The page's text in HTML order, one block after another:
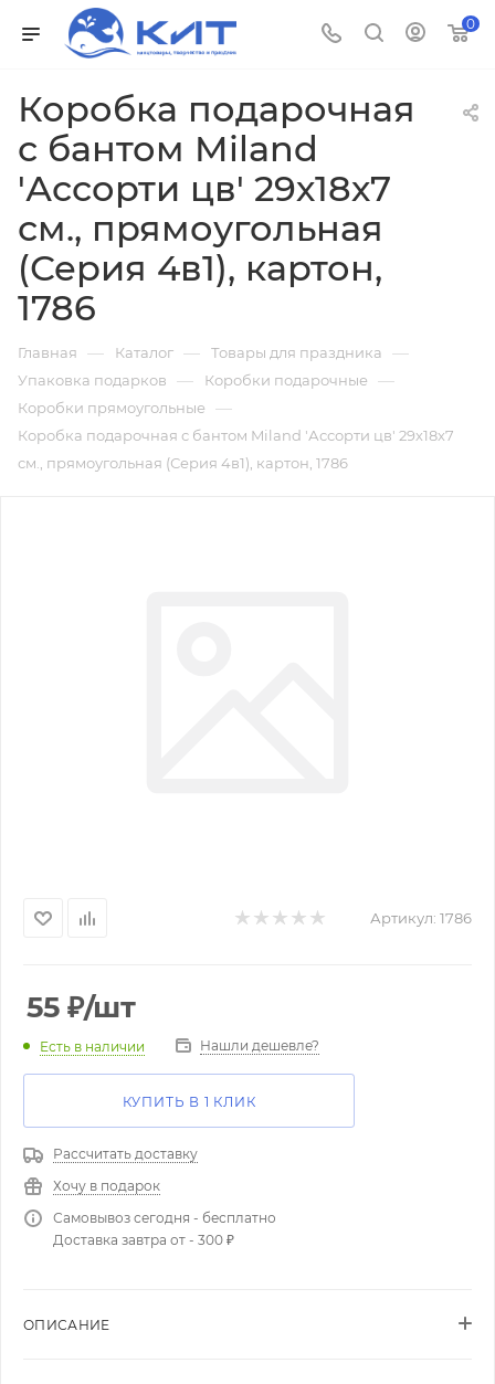
0
Коробка подарочная
с бантом Miland
'Ассорти цв' 29х18х7
см., прямоугольная
(Серия 4в1), картон,
1786
Главная — Каталог — Товары для праздника —
Упаковка подарков — Коробки подарочные —
Коробки прямоугольные —
Коробка подарочная с бантом Miland 'Ассорти цв' 29х18х7
см., прямоугольная (Серия 4в1), картон, 1786
Артикул: 1786
55 ₽/шт
Есть в наличии Нашли дешевле?
КУПИТЬ В 1 КЛИК
Рассчитать доставку
Хочу в подарок
Самовывоз сегодня - бесплатно
Доставка завтра от - 300 ₽
ОПИСАНИЕ